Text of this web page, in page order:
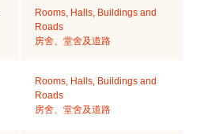
Rooms, Halls, Buildings and
Roads
房舍、堂舍及道路
Rooms, Halls, Buildings and
Roads
房舍、堂舍及道路